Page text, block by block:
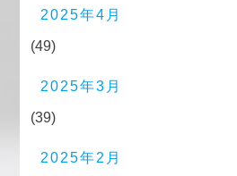
2025年4月
(49)
2025年3月
(39)
2025年2月